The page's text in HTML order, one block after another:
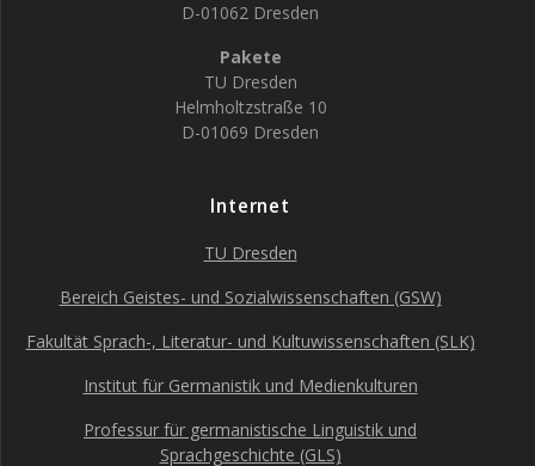
D-01062 Dresden
Pakete
TU Dresden
Helmholtzstraße 10
D-01069 Dresden
Internet
TU Dresden
Bereich Geistes- und Sozialwissenschaften (GSW)
Fakultät Sprach-, Literatur- und Kultuwissenschaften (SLK)
Institut für Germanistik und Medienkulturen
Professur für germanistische Linguistik und
Sprachgeschichte (GLS)